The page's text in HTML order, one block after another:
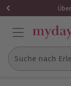
Suche nach